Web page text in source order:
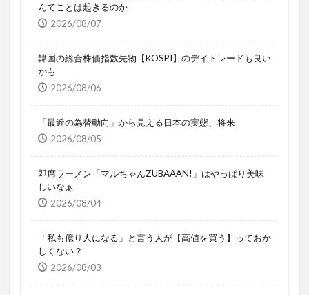
んてことは起きるのか
2026/08/07
韓国の総合株価指数先物【KOSPI】のデイトレードも良い
かも
2026/08/06
「最近の為替動向」から見える日本の実態、将来
2026/08/05
即席ラーメン「マルちゃんZUBAAAN!」はやっぱり美味
しいなぁ
2026/08/04
「私も億り人になる」と言う人が【高値を買う】っておか
しくない？
2026/08/03